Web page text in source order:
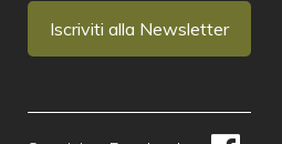
Iscriviti alla Newsletter